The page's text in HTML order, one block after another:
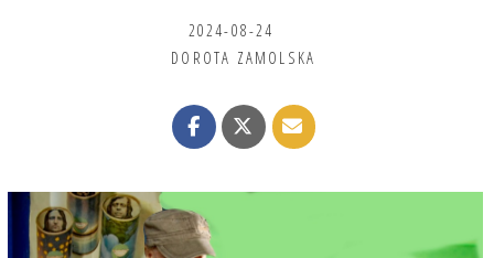
2024-08-24
DOROTA ZAMOLSKA